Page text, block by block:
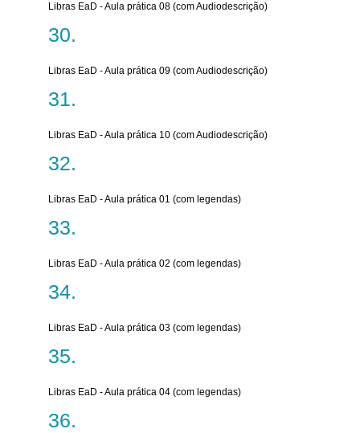
Libras EaD - Aula prática 08 (com Audiodescrição)
Libras EaD - Aula prática 09 (com Audiodescrição)
Libras EaD - Aula prática 10 (com Audiodescrição)
Libras EaD - Aula prática 01 (com legendas)
Libras EaD - Aula prática 02 (com legendas)
Libras EaD - Aula prática 03 (com legendas)
Libras EaD - Aula prática 04 (com legendas)